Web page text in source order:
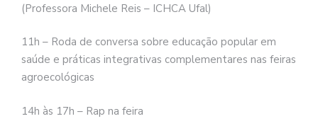
(Professora Michele Reis – ICHCA Ufal)
11h – Roda de conversa sobre educação popular em
saúde e práticas integrativas complementares nas feiras
agroecológicas
14h às 17h – Rap na feira